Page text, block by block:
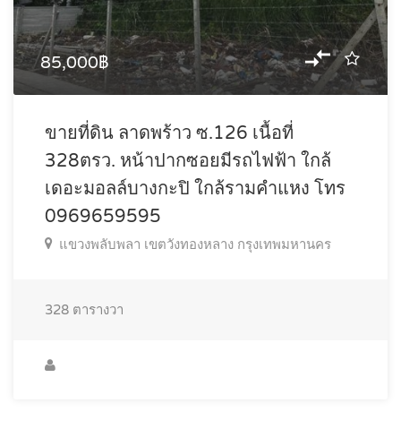
85,000฿
ขายที่ดิน ลาดพร้าว ซ.126 เนื้อที่
328ตรว. หน้าปากซอยมีรถไฟฟ้า ใกล้
เดอะมอลล์บางกะปิ ใกล้รามคำแหง โทร
0969659595
แขวงพลับพลา เขตวังทองหลาง กรุงเทพมหานคร
328 ตารางวา